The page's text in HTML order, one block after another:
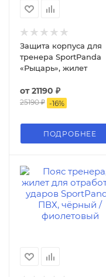
Защита корпуса для
тренера SportPanda
«Рыцарь», жилет
от21190 ₽
25190 ₽ -16%
ПОДРОБНЕЕ